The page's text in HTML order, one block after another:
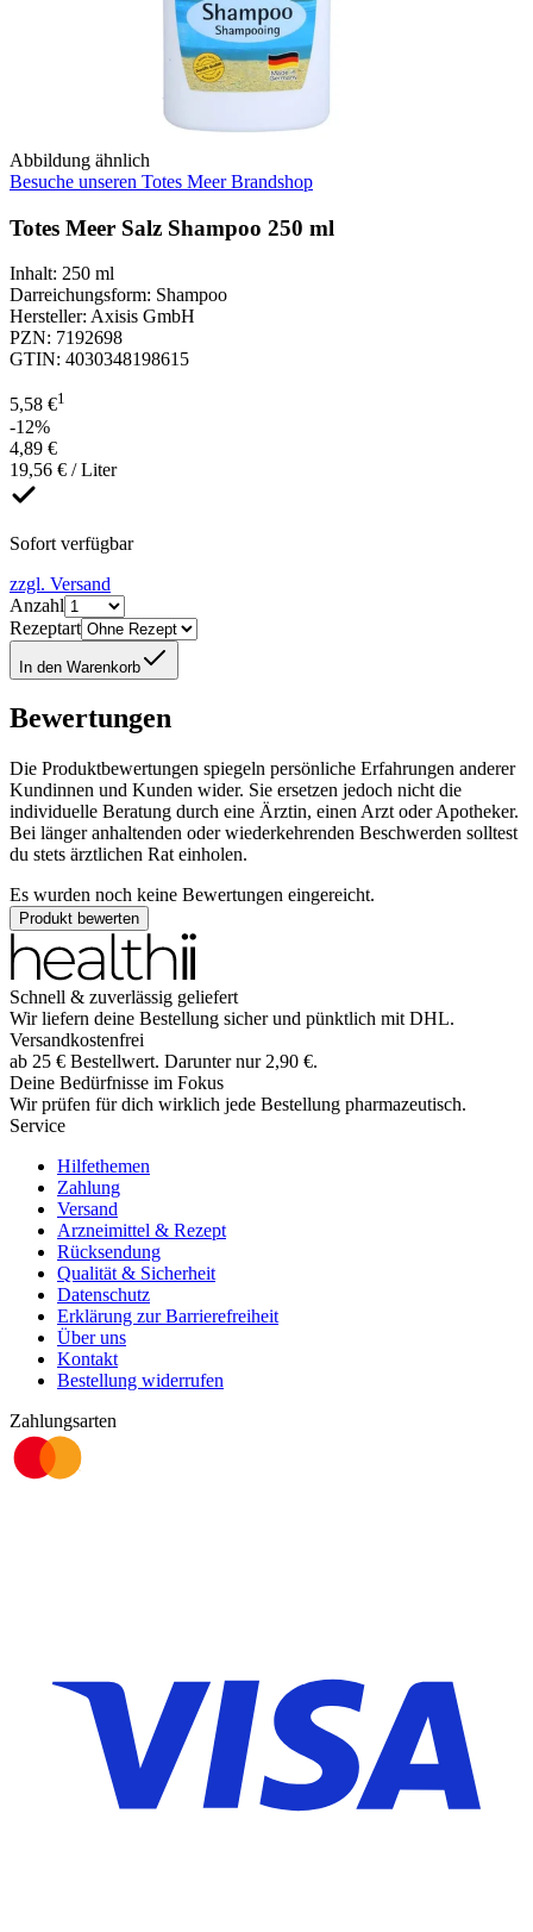
Abbildung ähnlich
Besuche unseren Totes Meer Brandshop
Totes Meer Salz Shampoo 250 ml
Inhalt: 250 ml
Darreichungsform: Shampoo
Hersteller: Axisis GmbH
PZN: 7192698
GTIN: 4030348198615
5,58 €1
-12%
4,89 €
19,56 € / Liter
Sofort verfügbar
zzgl. Versand
Anzahl
Rezeptart
In den Warenkorb
Bewertungen
Die Produktbewertungen spiegeln persönliche Erfahrungen anderer
Kundinnen und Kunden wider. Sie ersetzen jedoch nicht die
individuelle Beratung durch eine Ärztin, einen Arzt oder Apotheker.
Bei länger anhaltenden oder wiederkehrenden Beschwerden solltest
du stets ärztlichen Rat einholen.
Es wurden noch keine Bewertungen eingereicht.
Produkt bewerten
Schnell & zuverlässig geliefert
Wir liefern deine Bestellung sicher und pünktlich mit DHL.
Versandkostenfrei
ab 25 € Bestellwert. Darunter nur 2,90 €.
Deine Bedürfnisse im Fokus
Wir prüfen für dich wirklich jede Bestellung pharmazeutisch.
Service
Hilfethemen
Zahlung
Versand
Arzneimittel & Rezept
Rücksendung
Qualität & Sicherheit
Datenschutz
Erklärung zur Barrierefreiheit
Über uns
Kontakt
Bestellung widerrufen
Zahlungsarten